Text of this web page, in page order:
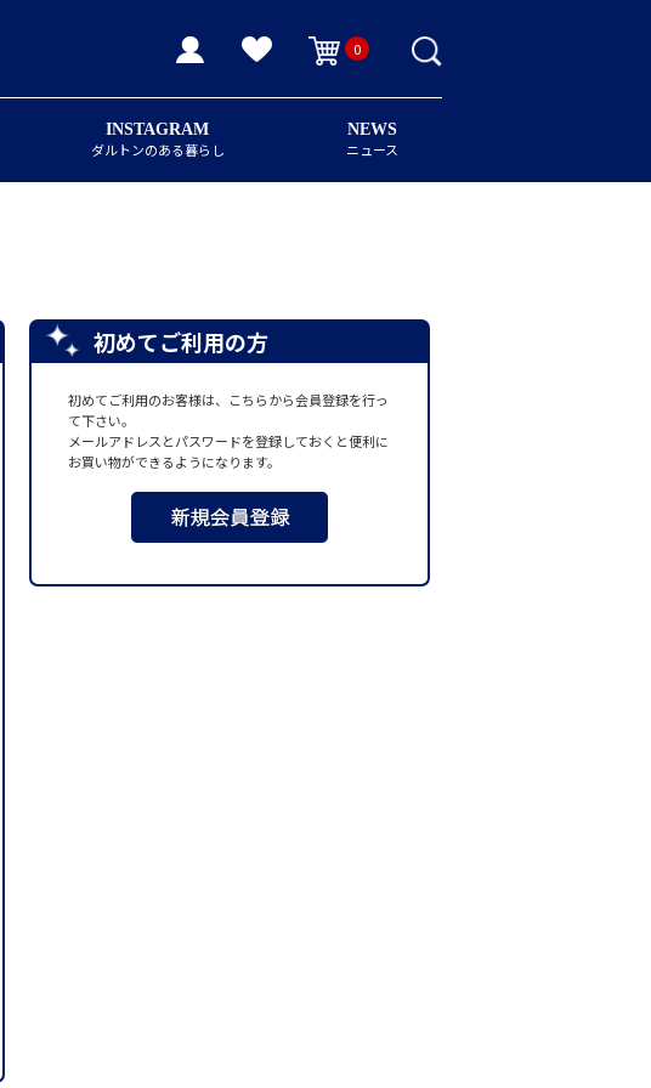
0
INSTAGRAM
ダルトンのある暮らし
NEWS
ニュース
初めてご利用の方
初めてご利用のお客様は、こちらから会員登録を行っ
て下さい。
メールアドレスとパスワードを登録しておくと便利に
お買い物ができるようになります。